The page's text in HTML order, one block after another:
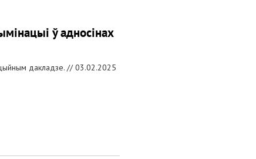
ў адносінах
дакладзе. //03.02.2025